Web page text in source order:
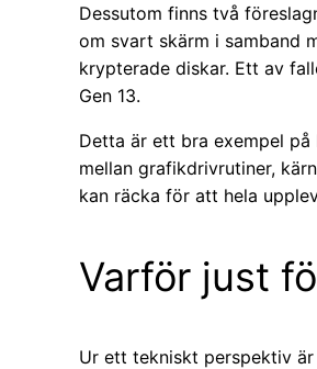
Dessutom finns två
om svart skärm i samband
krypterade diskar. Ett av
Gen 13.
Detta är ett bra exempel
mellan grafikdrivrutiner,
kan räcka för att hela
Varför just
Ur ett tekniskt perspektiv